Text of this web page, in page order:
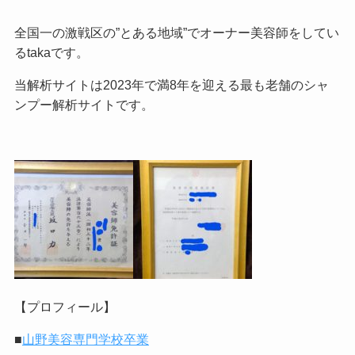
全国一の激戦区の”とある地域”でオーナー美容師をしてい
るtakaです。
当解析サイトは2023年で満8年を迎える最も老舗のシャ
ンプー解析サイトです。
【プロフィール】
■山野美容専門学校卒業